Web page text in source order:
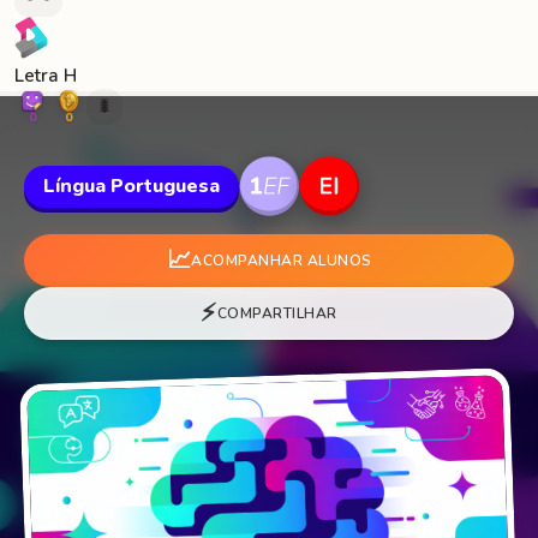
Letra H
0 0 🐛
Língua Portuguesa
📈ACOMPANHAR ALUNOS
⚡COMPARTILHAR